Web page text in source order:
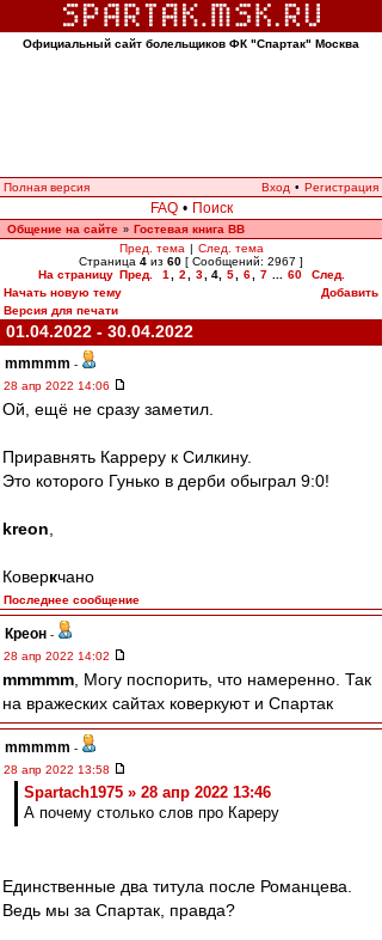
Официальный сайт болельщиков ФК "Спартак" Москва
Полная версия Вход • Регистрация
FAQ • Поиск
Общение на сайте » Гостевая книга ВВ
Пред. тема | След. тема
Страница 4 из 60 [ Сообщений: 2967 ]
На страницу Пред. 1 2 3 4, 5 6 7 60
След.
Начать новую тему
Добавить
Версия для печати
01.04.2022 - 30.04.2022
mmmmm -
28 апр 2022 14:06
Ой, ещё не сразу заметил.
Приравнять Карреру к Силкину.
Это которого Гунько в дерби обыграл 9:0!
kreon
Коверкчано
Последнее сообщение
Креон -
28 апр 2022 14:02
mmmmm , Могу поспорить, что намеренно. Так
на вражеских сайтах коверкуют и Спартак
mmmmm -
28 апр 2022 13:58
Spartach1975 » 28 апр 2022 13:46
А почему столько слов про Кареру
Единственные два титула после Романцева.
Ведь мы за Спартак, правда?